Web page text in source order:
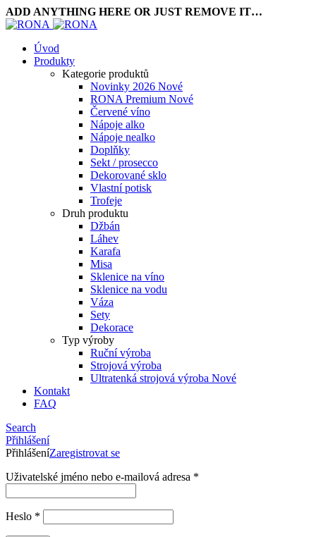
ADD ANYTHING HERE OR JUST REMOVE IT…
Úvod
Produkty
Kategorie produktů
Novinky 2026 Nové
RONA Premium Nové
Červené víno
Nápoje alko
Nápoje nealko
Doplňky
Sekt / prosecco
Dekorované sklo
Vlastní potisk
Trofeje
Druh produktu
Džbán
Láhev
Karafa
Misa
Sklenice na víno
Sklenice na vodu
Váza
Sety
Dekorace
Typ výroby
Ruční výroba
Strojová výroba
Ultratenká strojová výroba Nové
Kontakt
FAQ
Search
Přihlášení
PřihlášeníZaregistrovat se
Uživatelské jméno nebo e-mailová adresa *
Heslo *